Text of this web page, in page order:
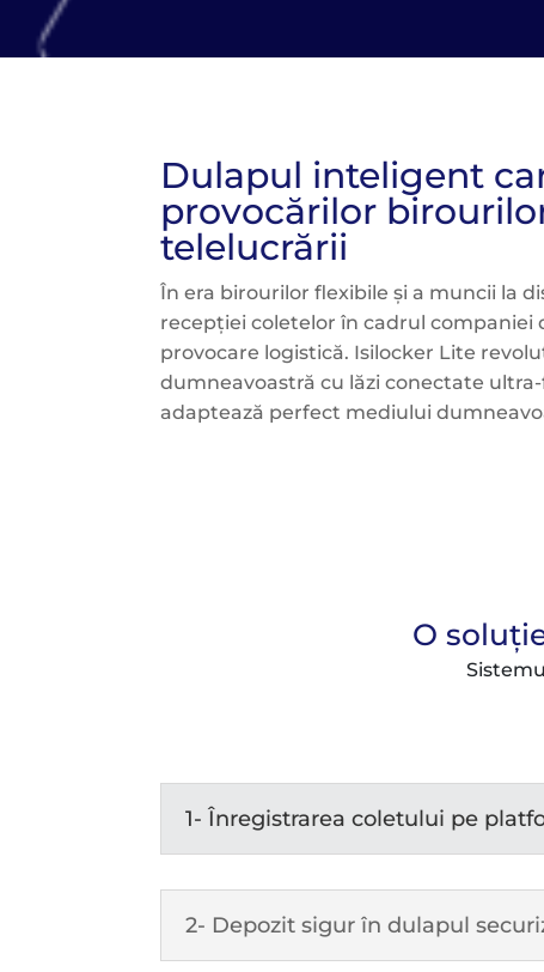
Dulapul inteligent
provocărilor
telelucrării
În era birourilor flexibile și a muncii la
recepției coletelor în cadrul companiei
provocare logistică. Isilocker Lite
dumneavoastră cu lăzi conectate
adaptează perfect mediului
O
1- Înregistrarea coletului pe
2- Depozit sigur în dulapul